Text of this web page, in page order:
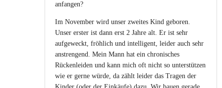
anfangen?
Im November wird unser zweites Kind geboren.
Unser erster ist dann erst 2 Jahre alt. Er ist sehr
aufgeweckt, fröhlich und intelligent, leider auch sehr
anstrengend. Mein Mann hat ein chronisches
Rückenleiden und kann mich oft nicht so unterstützen
wie er gerne würde, da zählt leider das Tragen der